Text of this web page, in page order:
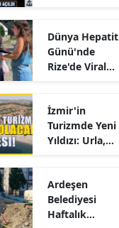
ÇAYKUR'a 4
Yeni Kadro,
KİT'lerde
Dünya Hepatit
Günü'nde
Rize'de Viral
Seferberliği
İzmir'in
Turizmde Yeni
Yıldızı: Urla,
Sollayan İlçe!
Ardeşen
Belediyesi
Haftalık